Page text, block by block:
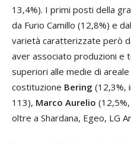
13,4%). I primi posti della
da Furio Camillo (12,8%) e
varietà caratterizzate però
aver associato produzioni e
superiori alle medie di areale
costituzione Bering (12,3%,
113), Marco Aurelio
oltre a Shardana, Egeo, LG